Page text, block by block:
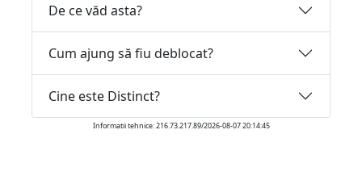
De ce văd asta?
Cum ajung să fiu deblocat?
Cine este Distinct?
Informatii tehnice: 216.73.217.89/2026-08-07 20:14:45